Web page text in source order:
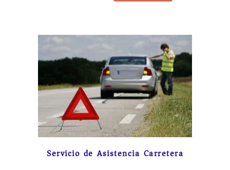
Servicio de Asistencia Carretera